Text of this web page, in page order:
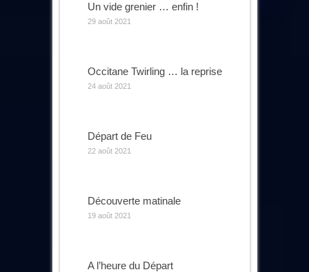
Un vide grenier … enfin !
29 août 2021
Occitane Twirling … la reprise
24 août 2021
Départ de Feu
22 août 2021
Découverte matinale
19 août 2021
A l’heure du Départ